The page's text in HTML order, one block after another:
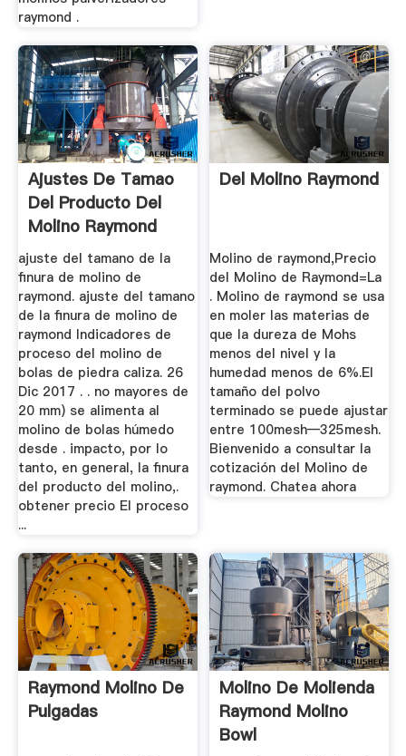
raymond .
Ajustes De Tamao
Del Producto Del
Molino Raymond
ajuste del tamano de la
finura de molino de
raymond. ajuste del tamano
de la finura de molino de
raymond Indicadores de
proceso del molino de
bolas de piedra caliza. 26
Dic 2017 . . no mayores de
20 mm) se alimenta al
molino de bolas húmedo
desde . impacto, por lo
tanto, en general, la finura
del producto del molino,.
obtener precio El proceso
...
Del Molino Raymond
Molino de raymond,Precio
del Molino de Raymond=La
. Molino de raymond se usa
en moler las materias de
que la dureza de Mohs
menos del nivel y la
humedad menos de 6%.El
tamaño del polvo
terminado se puede ajustar
entre 100mesh—325mesh.
Bienvenido a consultar la
cotización del Molino de
raymond. Chatea ahora
Raymond Molino De
Pulgadas
Molino De Molienda
Raymond Molino
Bowl